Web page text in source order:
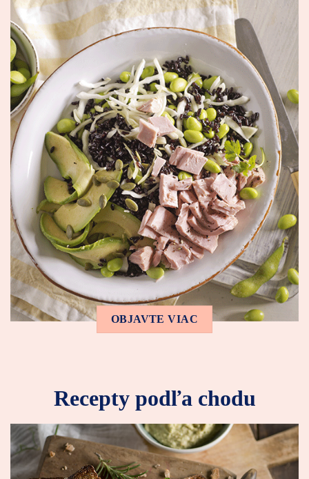
OBJAVTE VIAC
Recepty podľa chodu